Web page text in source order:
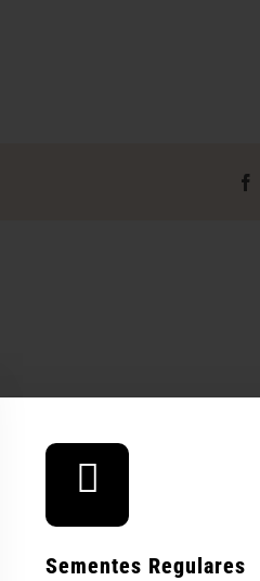
Sementes Regulares